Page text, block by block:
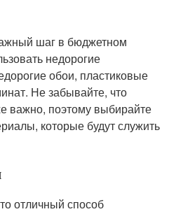
шаг в бюджетном
недорогие
обои, пластиковые
Не забывайте, что
важно, поэтому выбирайте
которые будут служить
отличный способ